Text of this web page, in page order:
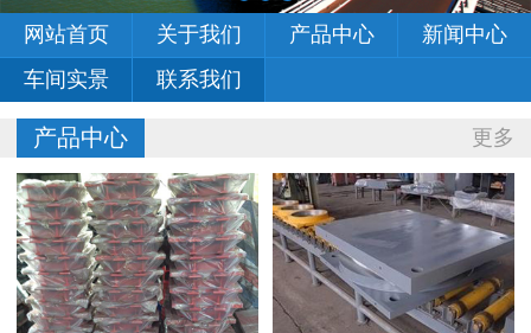
车间实景
联系我们
网站首页 关于我们 产品中心
新闻中心
车间实景
联系我们
更多
产品中心